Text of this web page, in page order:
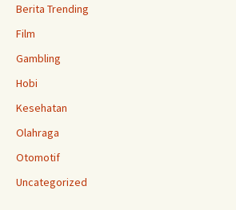
Berita Trending
Film
Gambling
Hobi
Kesehatan
Olahraga
Otomotif
Uncategorized